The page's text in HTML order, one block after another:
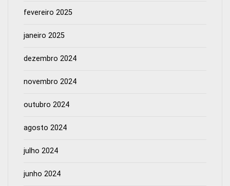
fevereiro 2025
janeiro 2025
dezembro 2024
novembro 2024
outubro 2024
agosto 2024
julho 2024
junho 2024